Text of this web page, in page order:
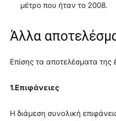
μέτρο που ήταν το 2008.
Άλλα
Επίσης τα αποτελέσματα της
1.Επιφάνειες
Η διάμεση συνολική